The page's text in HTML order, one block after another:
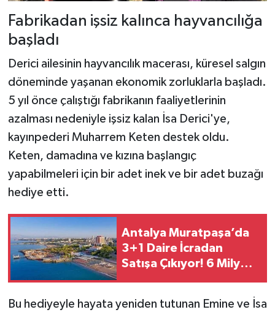
Fabrikadan işsiz kalınca hayvancılığa
başladı
Derici ailesinin hayvancılık macerası, küresel salgın
döneminde yaşanan ekonomik zorluklarla başladı.
5 yıl önce çalıştığı fabrikanın faaliyetlerinin
azalması nedeniyle işsiz kalan İsa Derici'ye,
kayınpederi Muharrem Keten destek oldu.
Keten, damadına ve kızına başlangıç
yapabilmeleri için bir adet inek ve bir adet buzağı
hediye etti.
Antalya Muratpaşa’da
3+1 Daire İcradan
Satışa Çıkıyor! 6 Milyon
Bu hediyeyle hayata yeniden tutunan Emine ve İsa